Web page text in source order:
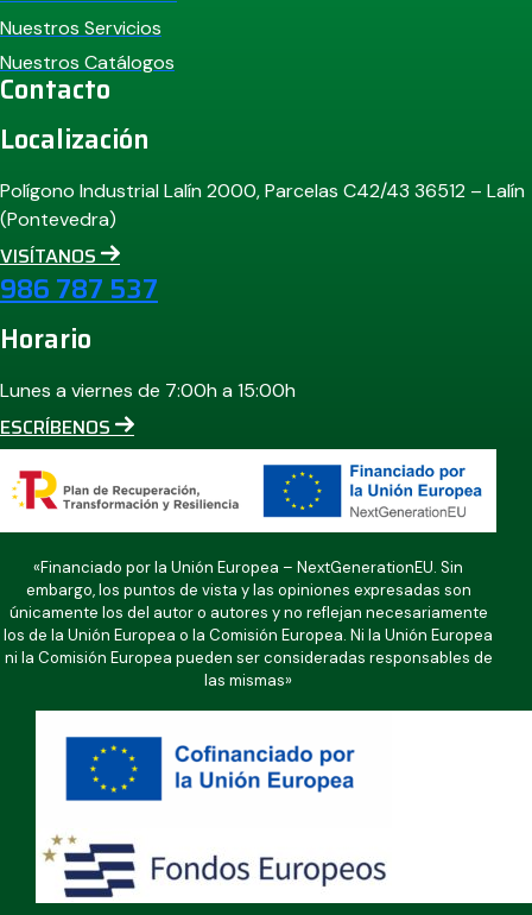
Nuestros Servicios
Nuestros Catálogos
Contacto
Localización
Polígono Industrial Lalín 2000, Parcelas C42/43 36512 – Lalín
(Pontevedra)
VISÍTANOS
986 787 537
Horario
Lunes a viernes de 7:00h a 15:00h
ESCRÍBENOS
«Financiado por la Unión Europea – NextGenerationEU. Sin
embargo, los puntos de vista y las opiniones expresadas son
únicamente los del autor o autores y no reflejan necesariamente
los de la Unión Europea o la Comisión Europea. Ni la Unión Europea
ni la Comisión Europea pueden ser consideradas responsables de
las mismas»